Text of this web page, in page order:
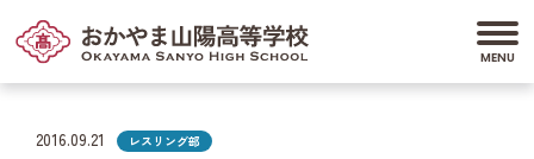
2016.09.21 レスリング部